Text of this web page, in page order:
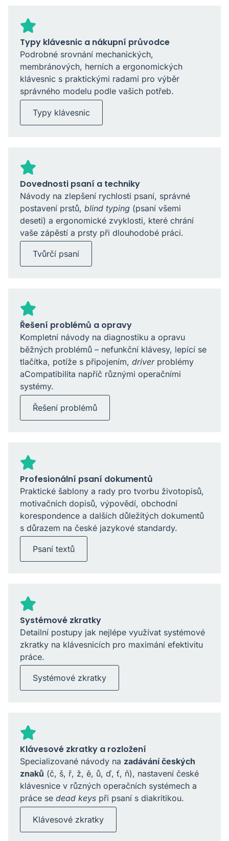
Typy klávesnic a nákupní průvodce
Podrobné srovnání mechanických,
membránových, herních a ergonomických
klávesnic s praktickými radami pro výběr
správného modelu podle vašich potřeb.
Typy klávesnic
Dovednosti psaní a techniky
Návody na zlepšení rychlosti psaní, správné
postavení prstů, blind typing (psaní všemi
deseti) a ergonomické zvyklosti, které chrání
vaše zápěstí a prsty při dlouhodobé práci.
Tvůrčí psaní
Řešení problémů a opravy
Kompletní návody na diagnostiku a opravu
běžných problémů – nefunkční klávesy, lepící se
tlačítka, potíže s připojením, driverproblémy
aCompatibilita napříč různými operačními
systémy.
Řešení problémů
Profesionální psaní dokumentů
Praktické šablony a rady pro tvorbu životopisů,
motivačních dopisů, výpovědí, obchodní
korespondence a dalších důležitých dokumentů
s důrazem na české jazykové standardy.
Psaní textů
Systémové zkratky
Detailní postupy jak nejlépe využívat systémové
zkratky na klávesnicích pro maximání efektivitu
práce.
Systémové zkratky
Klávesové zkratky a rozložení
Specializované návody na zadávání českých
znaků (č, š, ř, ž, ě, ů, ď, ť, ň), nastavení české
klávesnice v různých operačních systémech a
práce se dead keys při psaní s diakritikou.
Klávesové zkratky